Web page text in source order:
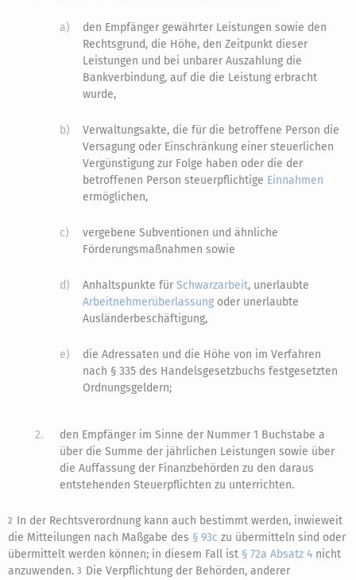
a)
den Empfänger gewährter Leistungen sowie den
Rechtsgrund, die Höhe, den Zeitpunkt dieser
Leistungen und bei unbarer Auszahlung die
Bankverbindung, auf die die Leistung erbracht
wurde,
b)
Verwaltungsakte, die für die betroffene Person die
Versagung oder Einschränkung einer steuerlichen
Vergünstigung zur Folge haben oder die der
betroffenen Person steuerpflichtige Einnahmen
ermöglichen,
c)
vergebene Subventionen und ähnliche
Förderungsmaßnahmen sowie
d) Anhaltspunkte fürSchwarzarbeit, unerlaubte
Arbeitnehmerüberlassung oder unerlaubte
Ausländerbeschäftigung,
e)
die Adressaten und die Höhe von im Verfahren
nach § 335 des Handelsgesetzbuchs festgesetzten
Ordnungsgeldern;
2.
den Empfänger im Sinne der Nummer 1 Buchstabe a
über die Summe der jährlichen Leistungen sowie über
die Auffassung der Finanzbehörden zu den daraus
entstehenden Steuerpflichten zu unterrichten.
2 In der Rechtsverordnung kann auch bestimmt werden, inwieweit
die Mitteilungen nach Maßgabe des § 93c zu übermitteln sind oder
übermittelt werden können; in diesem Fall ist § 72a Absatz 4 nicht
anzuwenden. 3 Die Verpflichtung der Behörden, anderer